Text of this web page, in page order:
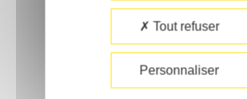
Tout refuser
Personnaliser